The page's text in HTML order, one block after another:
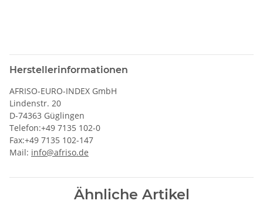
Herstellerinformationen
AFRISO-EURO-INDEX GmbH
Lindenstr. 20
D-74363 Güglingen
Telefon:+49 7135 102-0
Fax:+49 7135 102-147
Mail: info@afriso.de
Ähnliche Artikel